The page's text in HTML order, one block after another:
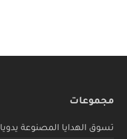
مجموعات
تسوق الهدايا المصنوعة يدويا